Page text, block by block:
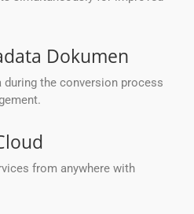
Dokumen
the conversion process
from anywhere with